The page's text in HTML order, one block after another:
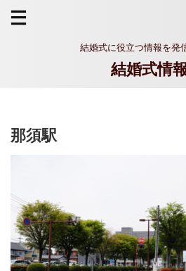
結婚式に役立つ情報を発
結婚式情
那須駅